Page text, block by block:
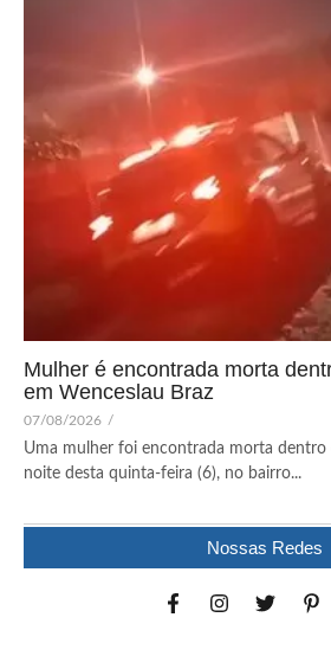
Mulher é encontrada morta
em Wenceslau Braz
07/08/2026 /
Uma mulher foi encontrada morta dentro
noite desta quinta-feira (6), no bairro...
Nossas Redes